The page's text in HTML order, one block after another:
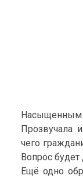
Насыщенным
Прозвучала
чего
Вопрос будет
Ещё одно